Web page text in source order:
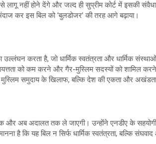
लागू नहीं होने देंगे और जल्द ही सुप्रीम कोर्ट में इसकी
कर इस बिल को ‘बुलडोजर’ की तरह आगे बढ़ाया।
करता है, जो धार्मिक स्वतंत्रता और धार्मिक
को कम करने और गैर-मुस्लिम सदस्यों को शामिल
समुदाय के खिलाफ, बल्कि देश की एकता और अखंडता
अब अदालत तक ले जाएगी। उन्होंने एनडीए के सहयोगी
है कि यह बिल न सिर्फ धार्मिक स्वतंत्रता, बल्कि